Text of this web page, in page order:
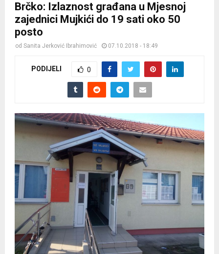
Brčko: Izlaznost građana u Mjesnoj
zajednici Mujkići do 19 sati oko 50
posto
od Sanita Jerković Ibrahimović 07.10.2018 - 18:49
PODIJELI 0